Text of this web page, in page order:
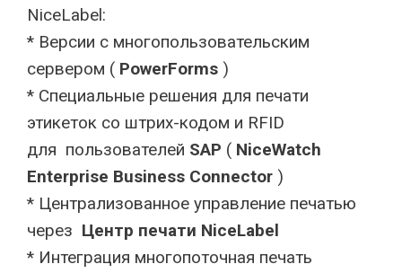
NiceLabel:
* Версии с многопользовательским
сервером ( PowerForms )
* Специальные решения для печати
этикеток со штрих-кодом и RFID
для пользователей SAP ( NiceWatch
Enterprise Business Connector )
* Централизованное управление печатью
через Центр печати NiceLabel
* Интеграция многопоточная печать